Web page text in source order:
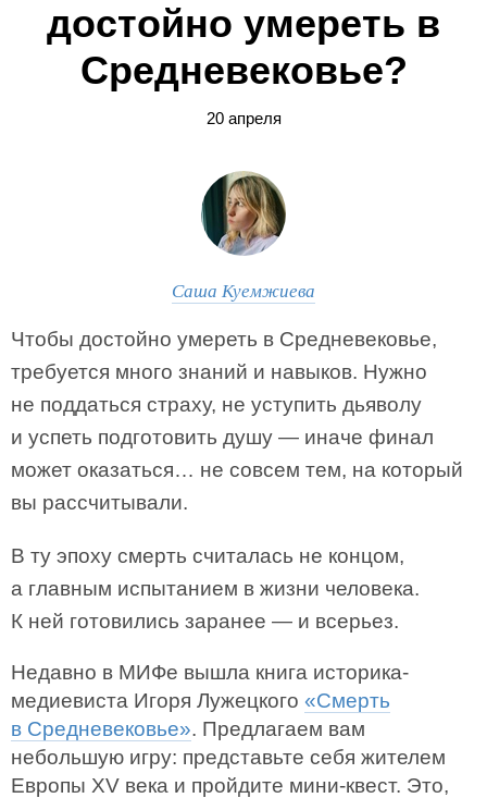
достойно умереть в
Средневековье?
20 апреля
Саша Куемжиева
Чтобы достойно умереть в Средневековье,
требуется много знаний и навыков. Нужно
не поддаться страху, не уступить дьяволу
и успеть подготовить душу — иначе финал
может оказаться… не совсем тем, на который
вы рассчитывали.
В ту эпоху смерть считалась не концом,
а главным испытанием в жизни человека.
К ней готовились заранее — и всерьез.
Недавно в МИФе вышла книга историка-
медиевиста Игоря Лужецкого «Смерть
в Средневековье». Предлагаем вам
небольшую игру: представьте себя жителем
Европы XV века и пройдите мини-квест. Это,